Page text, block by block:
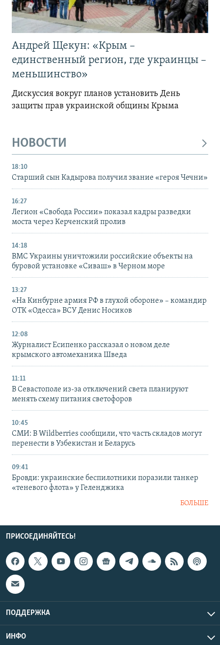
Андрей Щекун: «Крым –
единственный регион, где украинцы –
меньшинство»
Дискуссия вокруг планов установить День
защиты прав украинской общины Крыма
НОВОСТИ
18:10
Старший сын Кадырова получил звание «героя Чечни»
16:27
Легион «Свобода России» показал кадры разведки
моста через Керченский пролив
14:18
ВМС Украины уничтожили российские объекты на
буровой установке «Сиваш» в Черном море
13:27
«На Кинбурне армия РФ в глухой обороне» – командир
ОТК «Одесса» ВСУ Денис Носиков
12:08
Журналист Есипенко рассказал о новом деле
крымского автомеханика Шведа
11:11
В Севастополе из-за отключений света планируют
менять схему питания светофоров
10:45
СМИ: В Wildberries сообщили, что часть складов могут
перенести в Узбекистан и Беларусь
09:41
Бровди: украинские беспилотники поразили танкер
«теневого флота» у Геленджика
БОЛЬШЕ
ПРИСОЕДИНЯЙТЕСЬ!
ПОДДЕРЖКА
ИНФО